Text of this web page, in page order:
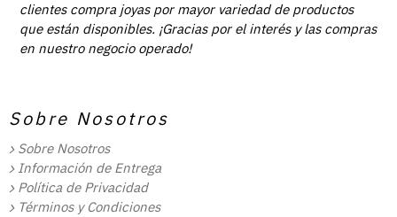
clientes compra joyas por mayor variedad de productos
que están disponibles. ¡Gracias por el interés y las compras
en nuestro negocio operado!
Sobre Nosotros
Sobre Nosotros
Información de Entrega
Política de Privacidad
Términos y Condiciones